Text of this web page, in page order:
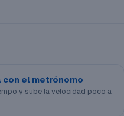
el metrónomo
y sube la velocidad poco a